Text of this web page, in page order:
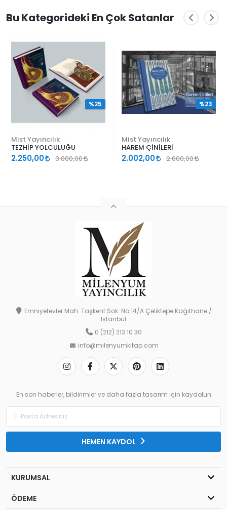
Bu Kategorideki En Çok Satanlar
Mist Yayıncılık
TEZHİP YOLCULUĞU
2.250,00 3.000,00
%25
Mist Yayıncılık
HAREM ÇİNİLERİ
2.002,00 2.600,00
%23
Emniyetevler Mah. Taşkent Sok. No:14/A Çeliktepe Kağıthane /
İstanbul
0 (212) 213 10 30
info@milenyumkitap.com
En son haberler, bildirimler ve daha fazla tasarım için kaydolun
HEMEN KAYDOL
KURUMSAL
ÖDEME